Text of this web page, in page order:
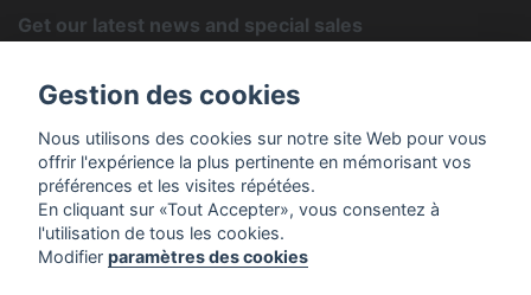
Get our latest news and special sales
find our contact info in the legal notice.
PRODUCTS
Gestion des cookies
Nous utilisons des cookies sur notre site Web pour vous
offrir l'expérience la plus pertinente en mémorisant vos
préférences et les visites répétées.
En cliquant sur «Tout Accepter», vous consentez à
l'utilisation de tous les cookies.
Modifier paramètres des cookies